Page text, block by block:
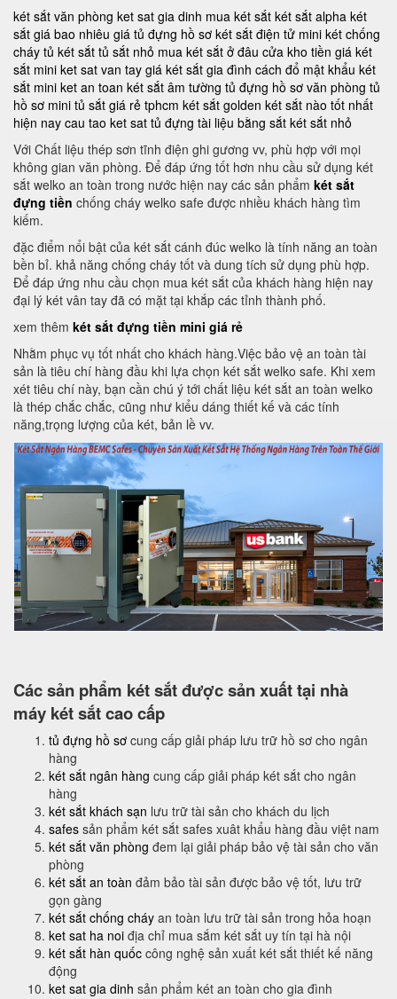
két sắt văn phòng ket sat gia dinh mua két sắt két sắt alpha két
sắt giá bao nhiêu giá tủ đựng hồ sơ két sắt điện tử mini két chống
cháy tủ két sắt tủ sắt nhỏ mua két sắt ở đâu cửa kho tiền giá két
sắt mini ket sat van tay giá két sắt gia đình cách đổ mật khẩu két
sắt mini ket an toan két sắt âm tường tủ đựng hồ sơ văn phòng tủ
hồ sơ mini tủ sắt giá rẻ tphcm két sắt golden két sắt nào tốt nhất
hiện nay cau tao ket sat tủ đựng tài liệu bằng sắt két sắt nhỏ
Với Chất liệu thép sơn tĩnh điện ghi gương vv, phù hợp với mọi
không gian văn phòng. Để đáp ứng tốt hơn nhu cầu sử dụng két
sắt welko an toàn trong nước hiện nay các sản phẩm két sắt
đựng tiền chống cháy welko safe được nhiều khách hàng tìm
kiếm.
đặc điểm nổi bật của két sắt cánh đúc welko là tính năng an toàn
bền bỉ. khả năng chống cháy tốt và dung tích sử dụng phù hợp.
Để đáp ứng nhu cầu chọn mua két sắt của khách hàng hiện nay
đại lý két vân tay đã có mặt tại khắp các tỉnh thành phố.
xem thêm két sắt đựng tiền mini giá rẻ
Nhằm phục vụ tốt nhất cho khách hàng.Việc bảo vệ an toàn tài
sản là tiêu chí hàng đầu khi lựa chọn két sắt welko safe. Khi xem
xét tiêu chí này, bạn cần chú ý tới chất liệu két sắt an toàn welko
là thép chắc chắc, cũng như kiểu dáng thiết kế và các tính
năng,trọng lượng của két, bản lề vv.
Các sản phẩm két sắt được sản xuất tại nhà
máy két sắt cao cấp
tủ đựng hồ sơ cung cấp giải pháp lưu trữ hồ sơ cho ngân
hàng
két sắt ngân hàng cung cấp giải pháp két sắt cho ngân
hàng
két sắt khách sạn lưu trữ tài sản cho khách du lịch
safes sản phẩm két sắt safes xuât khẩu hàng đầu việt nam
két sắt văn phòng đem lại giải pháp bảo vệ tài sản cho văn
phòng
két sắt an toàn đảm bảo tài sản được bảo vệ tốt, lưu trữ
gọn gàng
két sắt chống cháy an toàn lưu trữ tài sản trong hỏa hoạn
ket sat ha noi địa chỉ mua sắm két sắt uy tín tại hà nội
két sắt hàn quốc công nghệ sản xuất két sắt thiết kế năng
động
ket sat gia dinh sản phẩm két an toàn cho gia đình